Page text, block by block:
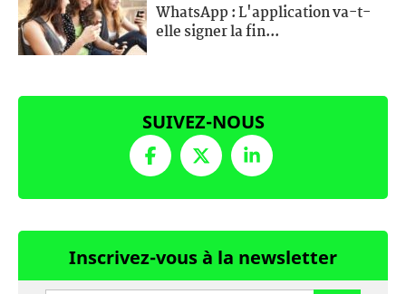
WhatsApp : L'application va-t-
elle signer la fin...
SUIVEZ-NOUS
Inscrivez-vous à la newsletter